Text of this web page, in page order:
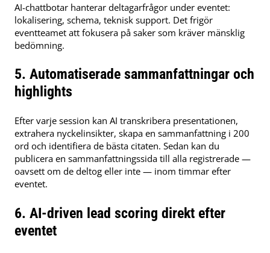
AI-chattbotar hanterar deltagarfrågor under eventet:
lokalisering, schema, teknisk support. Det frigör
eventteamet att fokusera på saker som kräver mänsklig
bedömning.
5. Automatiserade sammanfattningar och
highlights
Efter varje session kan AI transkribera presentationen,
extrahera nyckelinsikter, skapa en sammanfattning i 200
ord och identifiera de bästa citaten. Sedan kan du
publicera en sammanfattningssida till alla registrerade —
oavsett om de deltog eller inte — inom timmar efter
eventet.
6. AI-driven lead scoring direkt efter
eventet